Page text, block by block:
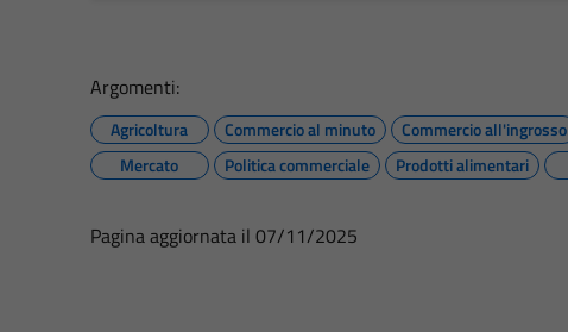
Argomenti:
Agricoltura Commercio al minuto Commercio all'ingrosso
Mercato
Politica commerciale Prodotti alimentari
Pagina aggiornata il 07/11/2025